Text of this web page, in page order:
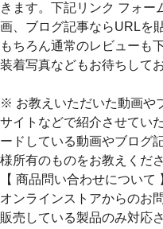
きます。下記リンク フォー
画、ブログ記事ならURLを
もちろん通常のレビューも
装着写真などもお待ちして
※ お教えいただいた動画や
サイトなどで紹介させてい
ードしている動画やブログ
様所有のものをお教えくださ
【 商品問い合わせについて
オンラインストアからのお
販売している製品のみ対応